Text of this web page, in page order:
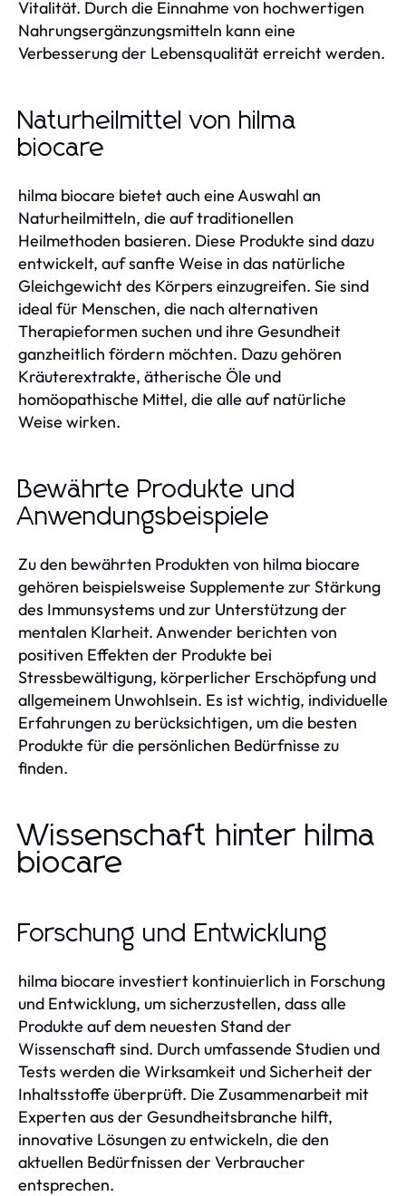
Vitalität. Durch die Einnahme von hochwertigen
Nahrungsergänzungsmitteln kann eine
Verbesserung der Lebensqualität erreicht werden.
Naturheilmittel von hilma
biocare
hilma biocare bietet auch eine Auswahl an
Naturheilmitteln, die auf traditionellen
Heilmethoden basieren. Diese Produkte sind dazu
entwickelt, auf sanfte Weise in das natürliche
Gleichgewicht des Körpers einzugreifen. Sie sind
ideal für Menschen, die nach alternativen
Therapieformen suchen und ihre Gesundheit
ganzheitlich fördern möchten. Dazu gehören
Kräuterextrakte, ätherische Öle und
homöopathische Mittel, die alle auf natürliche
Weise wirken.
Bewährte Produkte und
Anwendungsbeispiele
Zu den bewährten Produkten von hilma biocare
gehören beispielsweise Supplemente zur Stärkung
des Immunsystems und zur Unterstützung der
mentalen Klarheit. Anwender berichten von
positiven Effekten der Produkte bei
Stressbewältigung, körperlicher Erschöpfung und
allgemeinem Unwohlsein. Es ist wichtig, individuelle
Erfahrungen zu berücksichtigen, um die besten
Produkte für die persönlichen Bedürfnisse zu
finden.
Wissenschaft hinter hilma
biocare
Forschung und Entwicklung
hilma biocare investiert kontinuierlich in Forschung
und Entwicklung, um sicherzustellen, dass alle
Produkte auf dem neuesten Stand der
Wissenschaft sind. Durch umfassende Studien und
Tests werden die Wirksamkeit und Sicherheit der
Inhaltsstoffe überprüft. Die Zusammenarbeit mit
Experten aus der Gesundheitsbranche hilft,
innovative Lösungen zu entwickeln, die den
aktuellen Bedürfnissen der Verbraucher
entsprechen.